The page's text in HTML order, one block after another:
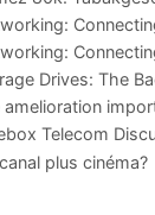
und
Drives: The
amelioration
Telecom
plus cinéma?